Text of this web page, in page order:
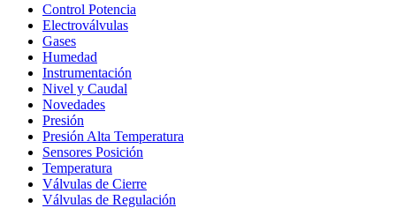
Control Potencia
Electroválvulas
Gases
Humedad
Instrumentación
Nivel y Caudal
Novedades
Presión
Presión Alta Temperatura
Sensores Posición
Temperatura
Válvulas de Cierre
Válvulas de Regulación